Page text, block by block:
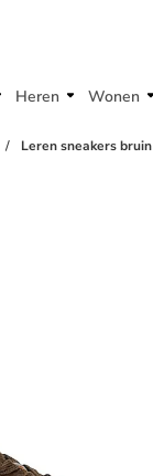
Heren Wonen
Leren sneakers bruin